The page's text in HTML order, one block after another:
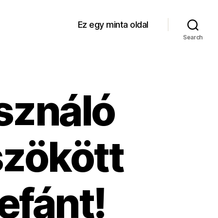
Ez egy minta oldal
Search